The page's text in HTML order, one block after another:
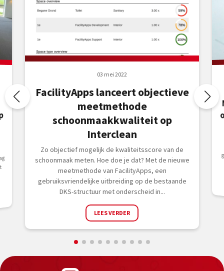
03 mei 2022
FacilityApps lanceert objectieve
meetmethode
schoonmaakkwaliteit op
Interclean
Zo objectief mogelijk de kwaliteitsscore van de
schoonmaak meten. Hoe doe je dat? Met de nieuwe
meetmethode van FacilityApps, een
gebruiksvriendelijke uitbreiding op de bestaande
DKS-structuur met onderscheid in...
LEES VERDER